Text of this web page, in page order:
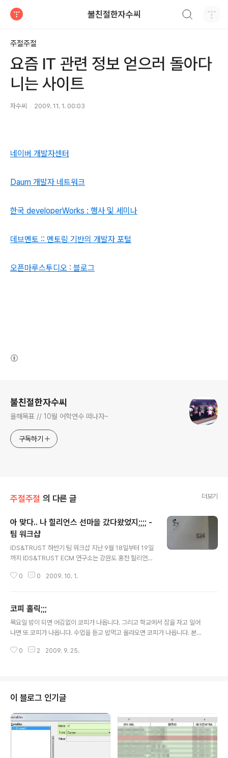
불친절한자수씨
주절주절
요즘 IT 관련 정보 얻으러 돌아다
니는 사이트
자수씨 2009. 11. 1. 00:03
네이버 개발자센터
Daum 개발자 네트워크
한국 developerWorks : 행사 및 세미나
데브멘토 :: 멘토링 기반의 개발자 포털
오픈마루스투디오 : 블로그
불친절한자수씨
올해목표 // 10월 어학연수 떠나자~
구독하기
주절주절 의 다른 글 더보기
아 맞다.. 나 힐리언스 선마을 갔다왔었지;;;; -
팀 워크샵
IDS&TRUST 하반기 팀 워크샵 지난 9월 18일부터 19일
까지 IDS&TRUST ECM 연구소는 강원도 홍천 힐리언스
3시까지 있는 관계로... 수업을 듣자마자 바로 택시를 타고
였습니다. 회사에 도착하여 다른 팀 분들의 업무가 마무리
된 후, 저녁 밥을 먹고 선마을로 출발하였습니다. 국도로 가
다보니... 운전을 하신 선임님의 아반떼가 힘들어 하더군요.
습니다. 팀에서 아저씨들은 회의를 하고 있었고, 그 외의 분
0 0 2009. 10. 1.
코피 홀릭;;;
목요일 밤이 되면 어김없이 코피가 나옵니다. 그리고 학교에서 잠을 자고 일어
나면 또 코피가 나옵니다. 수업을 듣고 밥먹고 올라오면 코피가 나옵니다. 본의
0 2 2009. 9. 25.
이 블로그 인기글